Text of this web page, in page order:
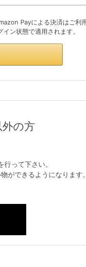
の方
って下さい。
ができるようになります。